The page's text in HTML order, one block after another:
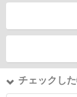
チェックし